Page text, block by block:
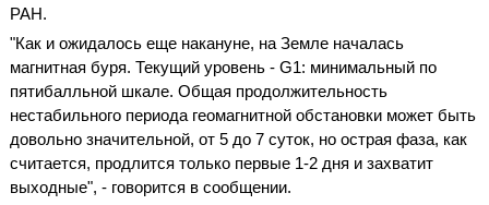
РАН.
"Как и ожидалось еще накануне, на Земле началась
магнитная буря. Текущий уровень - G1: минимальный по
пятибалльной шкале. Общая продолжительность
нестабильного периода геомагнитной обстановки может быть
довольно значительной, от 5 до 7 суток, но острая фаза, как
считается, продлится только первые 1-2 дня и захватит
выходные", - говорится в сообщении.